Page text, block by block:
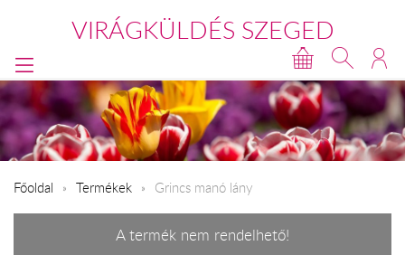
VIRÁGKÜLDÉS SZEGED
Főoldal Termékek Grincs manó lány
A termék nem rendelhető!